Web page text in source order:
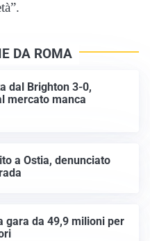
DA ROMA
dal Brighton 3-0,
mercato manca
a Ostia, denunciato
gara da 49,9 milioni per